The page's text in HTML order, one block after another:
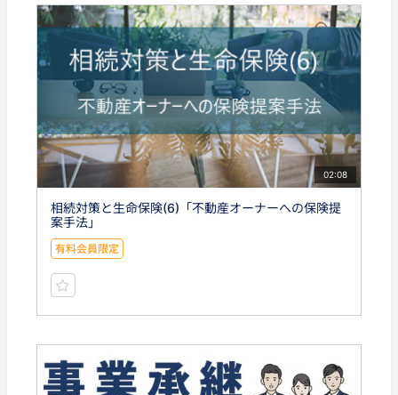
02:08
相続対策と生命保険(6)「不動産オーナーへの保険提
案手法」
有料会員限定